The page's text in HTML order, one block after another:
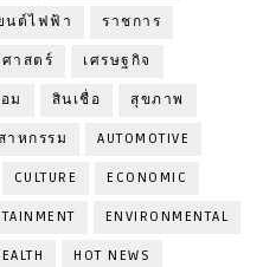
นต์ไฟฟ้า ราชการ
าสตร์ เศรษฐกิจ
ม สินเชื่อ สุขภาพ
าหกรรม AUTOMOTIVE
CULTURE ECONOMIC
ENVIRONMENTAL
HOT NEWS